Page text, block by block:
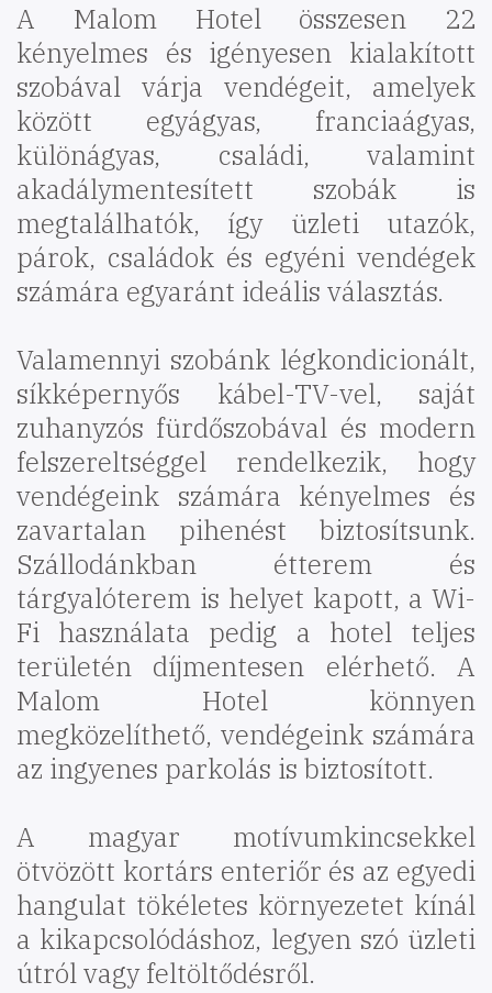
A Malom Hotel összesen 22
kényelmes és igényesen kialakított
szobával várja vendégeit, amelyek
között egyágyas, franciaágyas,
különágyas, családi, valamint
akadálymentesített szobák is
megtalálhatók, így üzleti utazók,
párok, családok és egyéni vendégek
számára egyaránt ideális választás.
Valamennyi szobánk légkondicionált,
síkképernyős kábel-TV-vel, saját
zuhanyzós fürdőszobával és modern
felszereltséggel rendelkezik, hogy
vendégeink számára kényelmes és
zavartalan pihenést biztosítsunk.
Szállodánkban étterem és
tárgyalóterem is helyet kapott, a Wi-
Fi használata pedig a hotel teljes
területén díjmentesen elérhető. A
Malom Hotel könnyen
megközelíthető, vendégeink számára
az ingyenes parkolás is biztosított.
A magyar motívumkincsekkel
ötvözött kortárs enteriőr és az egyedi
hangulat tökéletes környezetet kínál
a kikapcsolódáshoz, legyen szó üzleti
útról vagy feltöltődésről.